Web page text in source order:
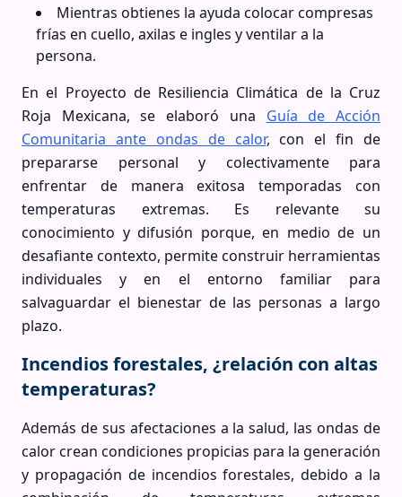
Mientras obtienes la ayuda colocar compresas
frías en cuello, axilas e ingles y ventilar a la
persona.
En el Proyecto de Resiliencia Climática de la Cruz
Roja Mexicana, se elaboró una Guía de Acción
Comunitaria ante ondas de calor, con el fin de
prepararse personal y colectivamente para
enfrentar de manera exitosa temporadas con
temperaturas extremas. Es relevante su
conocimiento y difusión porque, en medio de un
desafiante contexto, permite construir herramientas
individuales y en el entorno familiar para
salvaguardar el bienestar de las personas a largo
plazo.
Incendios forestales, ¿relación con altas
temperaturas?
Además de sus afectaciones a la salud, las ondas de
calor crean condiciones propicias para la generación
y propagación de incendios forestales, debido a la